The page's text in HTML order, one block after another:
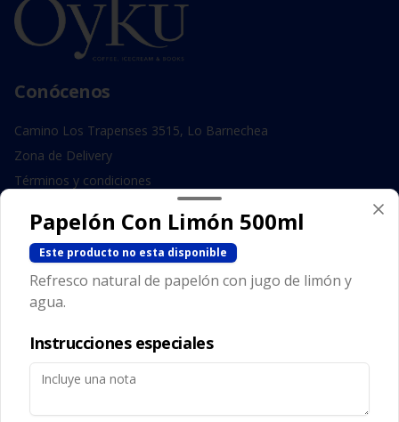
Conócenos
Camino Los Trapenses 3515, Lo Barnechea
Zona de Delivery
Términos y condiciones
Redes sociales
Instagram
Facebook
Mi cuenta
Papelón Con Limón 500ml
Este producto no esta disponible
Refresco natural de papelón con jugo de limón y
agua.
Instrucciones especiales